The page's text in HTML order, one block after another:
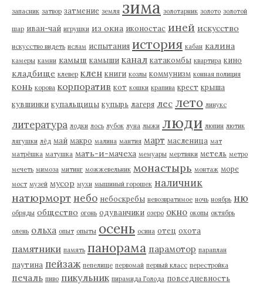
запасник затвор затмение земля зима золотарник золото золотой
шар иван-чай игрушки из окна иконостас иней искусство
искусство видеть ислам испытания история кабан калина
камеры камни камыш камыши канал катакомбы квартира кино
кладбище клевер клен книги козлы коммунизм конная полиция
конь корова корпоратив кот кошки крапива крест крыша
кувшинки купальщицы купырь лагеря лес лето линукс
литература лодки лось лубок луна лыжи люди люпин лютик
лягушки лёд май макро малина мантия март масленица мат
матрёшка матушка мать-и-мачеха мемуары мертвяки метель метро
мечеть мимоза митинг можжевельник монастырь монтаж море
мост музей мусор мухи мышиный горошек наличник
натюрморт небо небоскребы невозвратимое ночь ноябрь ню
обряды общество огонь одуванчики озеро окно окопы октябрь
олень ольха опыт опыты осень осина отец охота
памятники память панорама парамотор параплан
паутина пейзаж пепелище первомай первый класс перестройка
печаль пиво пикульник пирамида Голода повседневность